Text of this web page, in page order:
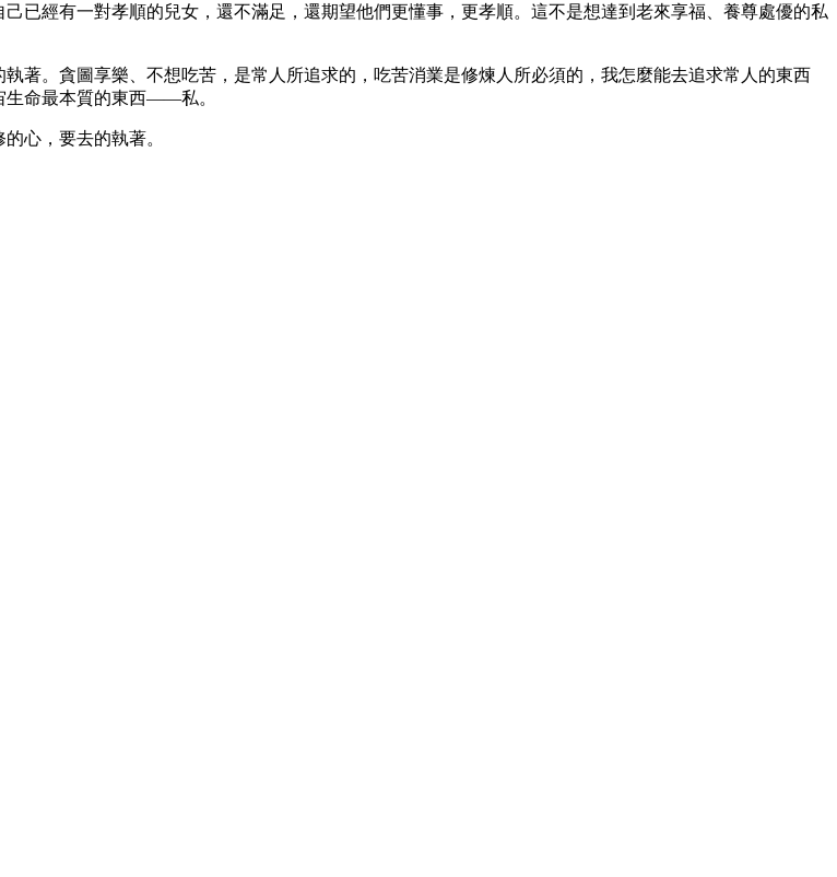
已經有一對孝順的兒女，還不滿足，還期望他們更懂事，更孝順。這不是想達到老來享福、養尊處優的私
著。貪圖享樂、不想吃苦，是常人所追求的，吃苦消業是修煉人所必須的，我怎麼能去追求常人的東西
生命最本質的東西——私。
心，要去的執著。